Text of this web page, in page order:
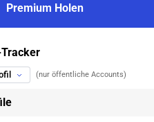
Premium Holen
(nur öffentliche Accounts)